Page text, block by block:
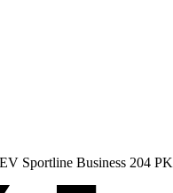
Sportline Business 204 PK